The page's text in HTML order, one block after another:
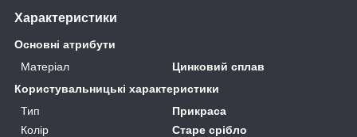
Характеристики
Основні атрибути
Матеріал
Цинковий сплав
Користувальницькі характеристики
Тип
Прикраса
Колір
Старе срібло